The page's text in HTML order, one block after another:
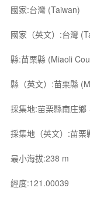
國家:台灣 (Taiwan)
國家（英文）:台灣
縣:苗栗縣 (Miaoli
縣（英文）:苗栗縣
採集地:苗栗縣南庄鄉
採集地（英文）:苗栗
最小海拔:238 m
經度:121.00039